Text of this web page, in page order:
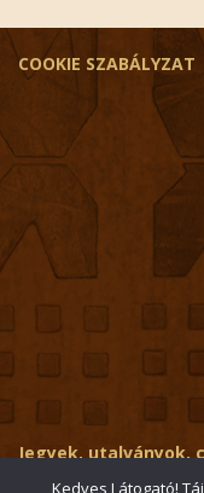
COOKIE SZABÁLYZAT
Jegyek, utalványok,
érintő kérdések:
Kedves Látogató!